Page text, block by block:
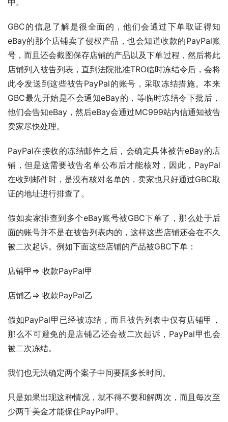
中。
GBC的信息了解是很全面的，他们会通过下单取证得知
eBay的那个店铺卖了侵权产品，也会知道收款的PayPal账
号，而且还会截图保存店铺的产品以及下单过程，然后将此
店铺列入被告列表，直到法院批准TRO临时冻结令后，会将
此令发送到这些被告PayPal的账号，采取冻结措施。本来
GBC最先开始是不会通知eBay的，等临时冻结令下批后，
他们会告知eBay，然后eBay会通过MC999站内信通知被告
卖家尽快处理。
PayPal在接收的冻结邮件之后，会确定具体被告eBay的店
铺，但是这需要被告名单公布后才能核对，因此，PayPal
在收到邮件时，是没有核对名单的，卖家也只好通过GBC取
证的地址进行排查了。
假如卖家排查到多个eBay账号被GBC下单了，那么处于后
面的账号并不是在被告列表内的，这样这些店铺还会在不久
被二次起诉。例如下面这些店铺的产品被GBC下单：
店铺甲=> 收款PayPal甲
店铺乙=> 收款PayPal乙
假如PayPal甲已经被冻结，而且被告列表中仅有店铺甲，
那么不可避免的是店铺乙还会被二次起诉，PayPal甲也会
被二次冻结。
我们也无法确定两个案子中间要隔多长时间。
只是如果出现这种情况，就不得不要和解两次，而且每次至
少两千美金才能保住PayPal甲。